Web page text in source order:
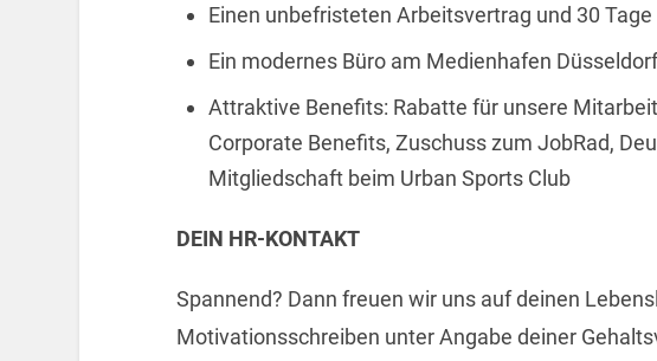
Einen unbefristeten Arbeitsvertrag und 30
Ein modernes Büro am Medienhafen
Attraktive Benefits: Rabatte für unsere
Corporate Benefits, Zuschuss zum JobRad,
Mitgliedschaft beim Urban Sports Club
DEIN HR-KONTAKT
Spannend? Dann freuen wir uns auf deinen
Motivationsschreiben unter Angabe deiner